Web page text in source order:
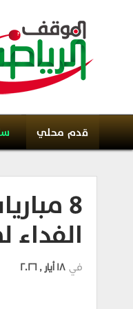
قدم محلي
8
الفداء
في 18 أيار , 2026